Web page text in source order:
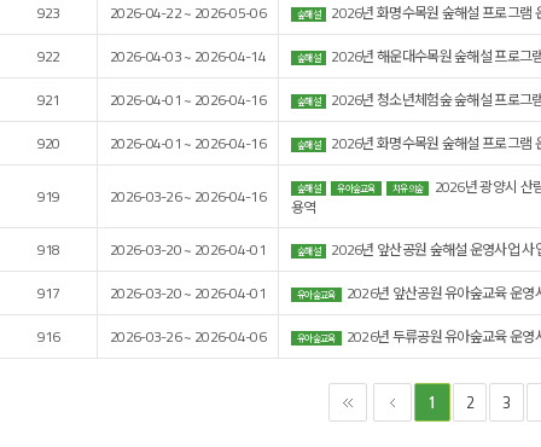
923
2026-04-22 ~ 2026-05-06 숲해설
2026년 화명수목원 숲해설 프로그램
922
2026-04-03 ~ 2026-04-14 숲해설
2026년 해운대수목원 숲해설 프로그
921
2026-04-01 ~ 2026-04-16 숲해설
2026년 청소년체험숲 숲해설 프로그
920
2026-04-01 ~ 2026-04-16 숲해설 2026년 화명수목원 숲해설 프로그램
919 2026-03-26 ~ 2026-04-16 숲해설 유아숲교육 치유의숲
2026년 광양시 산
용역
918
2026-03-20 ~ 2026-04-01 숲해설
2026년 앞산공원 숲해설 운영사업 사
917
2026-03-20 ~ 2026-04-01 유아숲교육
2026년 앞산공원 유아숲교육 운영
916
2026-03-26 ~ 2026-04-06 유아숲교육 2026년 두류공원 유아숲교육 운영
1 2 3